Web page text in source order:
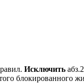
Исключить
блокированного